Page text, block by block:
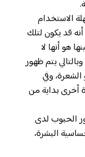
الاستخدام
أنه قد يكون لتلك
هو أنها لا
يتم ظهور
وفي
أخرى بداية من
الحبوب لدى
البشرة،